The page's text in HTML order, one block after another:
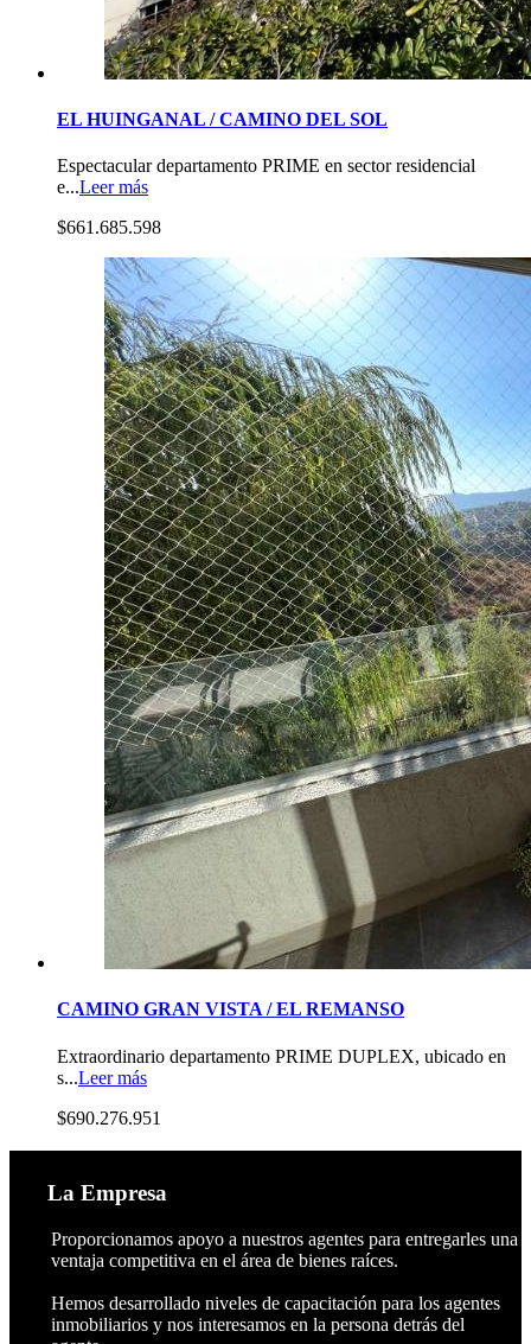
EL HUINGANAL / CAMINO DEL SOL
Espectacular departamento PRIME en sector residencial
e...Leer más
$661.685.598
CAMINO GRAN VISTA / EL REMANSO
Extraordinario departamento PRIME DUPLEX, ubicado en
s...Leer más
$690.276.951
La Empresa
Proporcionamos apoyo a nuestros agentes para entregarles una
ventaja competitiva en el área de bienes raíces.
Hemos desarrollado niveles de capacitación para los agentes
inmobiliarios y nos interesamos en la persona detrás del